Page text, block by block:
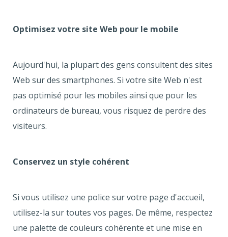
Optimisez votre site Web pour le mobile
Aujourd'hui, la plupart des gens consultent des sites
Web sur des smartphones. Si votre site Web n'est
pas optimisé pour les mobiles ainsi que pour les
ordinateurs de bureau, vous risquez de perdre des
visiteurs.
Conservez un style cohérent
Si vous utilisez une police sur votre page d'accueil,
utilisez-la sur toutes vos pages. De même, respectez
une palette de couleurs cohérente et une mise en